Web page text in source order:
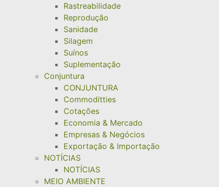
Rastreabilidade
Reprodução
Sanidade
Silagem
Suínos
Suplementação
Conjuntura
CONJUNTURA
Commoditties
Cotações
Economia & Mercado
Empresas & Negócios
Exportação & Importação
NOTÍCIAS
NOTÍCIAS
MEIO AMBIENTE